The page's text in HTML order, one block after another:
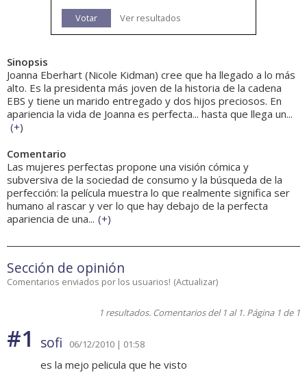
Votar Ver resultados
Sinopsis
Joanna Eberhart (Nicole Kidman) cree que ha llegado a lo más
alto. Es la presidenta más joven de la historia de la cadena
EBS y tiene un marido entregado y dos hijos preciosos. En
apariencia la vida de Joanna es perfecta... hasta que llega un...
(+)
Comentario
Las mujeres perfectas propone una visión cómica y
subversiva de la sociedad de consumo y la búsqueda de la
perfección: la película muestra lo que realmente significa ser
humano al rascar y ver lo que hay debajo de la perfecta
apariencia de una... (+)
Sección de opinión
Comentarios enviados por los usuarios! (Actualizar)
1 resultados. Comentarios del 1 al 1. Página 1 de 1
#1 sofi 06/12/2010 | 01:58
es la mejo pelicula que he visto